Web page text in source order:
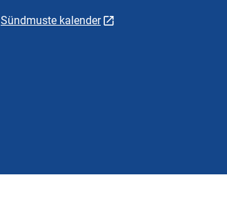
Sündmuste kalender